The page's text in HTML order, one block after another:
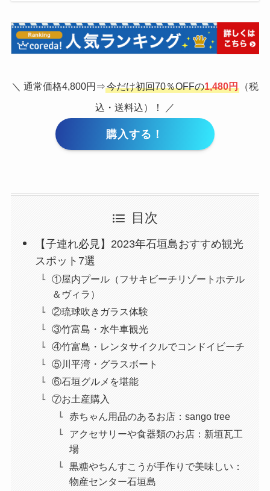
＼ 通常価格4,800円⇒今だけ初回70％OFFの1,480円
（税
込・送料込）！ ／
購入する！
目次
【子連れ必見】2023年石垣島おすすめ観光
スポット7選
①屋内プール（フサキビーチリゾートホテル
＆ヴィラ）
②琉球吹きガラス体験
③竹富島・水牛車観光
④竹富島・レンタサイクルでコンドイビーチ
⑤川平湾・グラスボート
⑥石垣グルメを堪能
⑦お土産購入
赤ちゃん用品のあるお店：sango tree
アクセサリーや食器類のお店：新垣瓦工
場
黒糖やちんすこうが手作りで美味しい：
物産センター石垣島